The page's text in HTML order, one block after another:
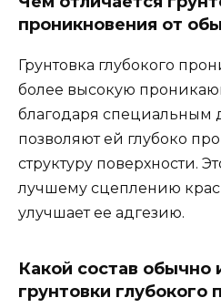
проникновения от
Грунтовка глубокого
более высокую
благодаря специальным
позволяют ей глубоко
структуру поверхности.
лучшему сцеплению
улучшает ее адгезию.
Какой состав обычно
грунтовки глубокого